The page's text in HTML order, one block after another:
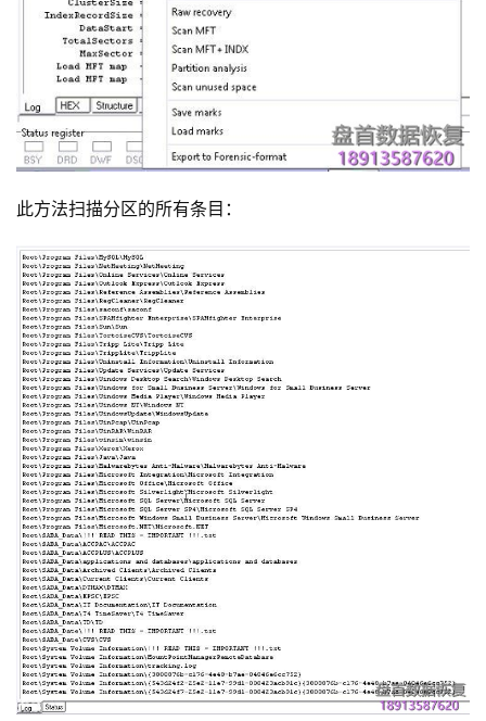
此方法扫描分区的所有条目：